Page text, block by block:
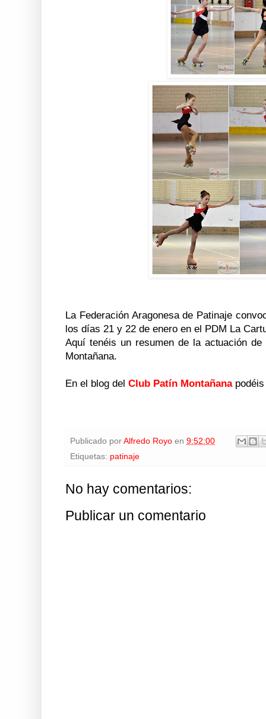
La Federación Aragonesa de Patinaje
los días 21 y 22 de enero en el PDM La
Aquí tenéis un resumen de la actuación
Montañana.
En el blog del Club Patín Montañanapodéis
Publicado por Alfredo Royo en 9:52:00
Etiquetas: patinaje
No hay comentarios:
Publicar un comentario